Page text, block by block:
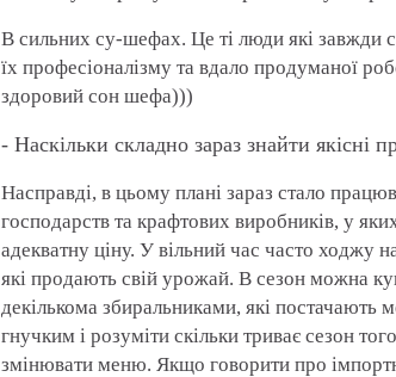
В сильних су-шефах. Це ті люди які завжди
їх професіоналізму та вдало продуманої
здоровий сон шефа)))
- Наскільки складно зараз знайти якісні
Насправді, в цьому плані зараз стало
господарств та крафтових виробників, у
адекватну ціну. У вільний час часто ходжу
які продають свій урожай. В сезон можна
декількома збиральниками, які постачають
гнучким і розуміти скільки триває сезон
змінювати меню. Якщо говорити про